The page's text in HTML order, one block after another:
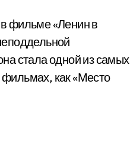
фильме «Ленин в
стала одной из самых
фильмах, как «Место